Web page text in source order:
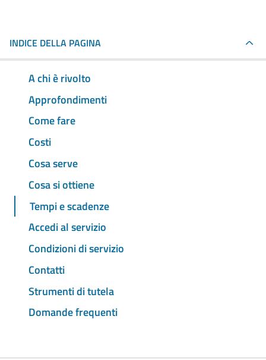
INDICE DELLA PAGINA
A chi è rivolto
Approfondimenti
Come fare
Costi
Cosa serve
Cosa si ottiene
Tempi e scadenze
Accedi al servizio
Condizioni di servizio
Contatti
Strumenti di tutela
Domande frequenti